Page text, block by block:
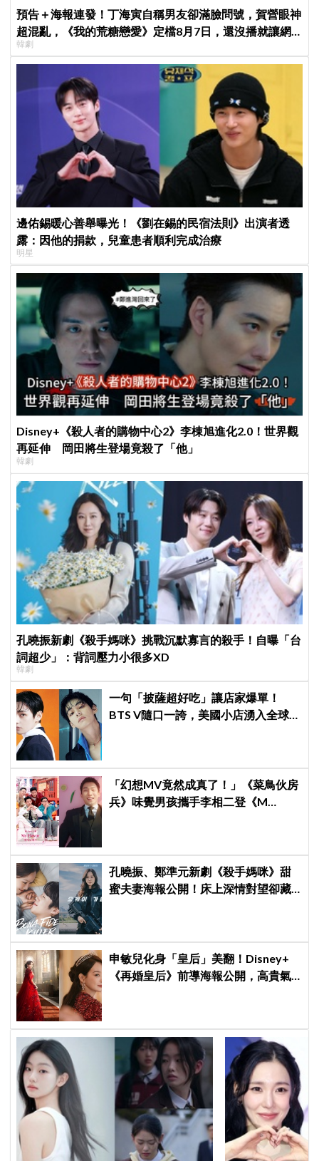
預告＋海報連發！丁海寅自稱男友卻滿臉問號，賀營眼神
超混亂，《我的荒糖戀愛》定檔8月7日，還沒播就讓網
友瘋猜結局
韓劇
邊佑錫暖心善舉曝光！《劉在錫的民宿法則》出演者透
露：因他的捐款，兒童患者順利完成治療
明星
Disney+《殺人者的購物中心2》李棟旭進化2.0！世界觀
再延伸 岡田將生登場竟殺了「他」
韓劇
孔曉振新劇《殺手媽咪》挑戰沉默寡言的殺手！自曝「台
詞超少」：背詞壓力小很多XD
韓劇
一句「披薩超好吃」讓店家爆單！
BTS V隨口一誇，美國小店湧入全球
「幻想MV竟然成真了！」《菜鳥伙房
兵》味覺男孩攜手李相二登《M
孔曉振、鄭準元新劇《殺手媽咪》甜
蜜夫妻海報公開！床上深情對望卻藏
申敏兒化身「皇后」美翻！Disney+
《再婚皇后》前導海報公開，高貴氣